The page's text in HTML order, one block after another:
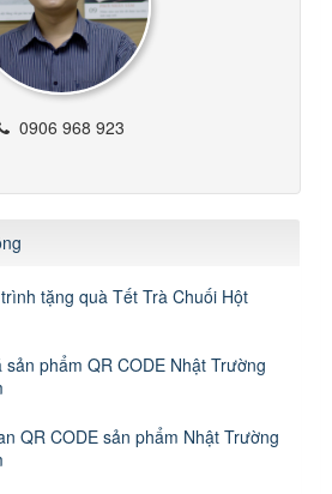
0906 968 923
tặng quà Tết Trà Chuối Hột
sản phẩm QR CODE Nhật Trường
QR CODE sản phẩm Nhật Trường